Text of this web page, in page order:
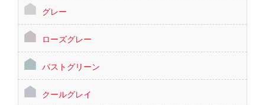
グレー
ローズグレー
パストグリーン
クールグレイ